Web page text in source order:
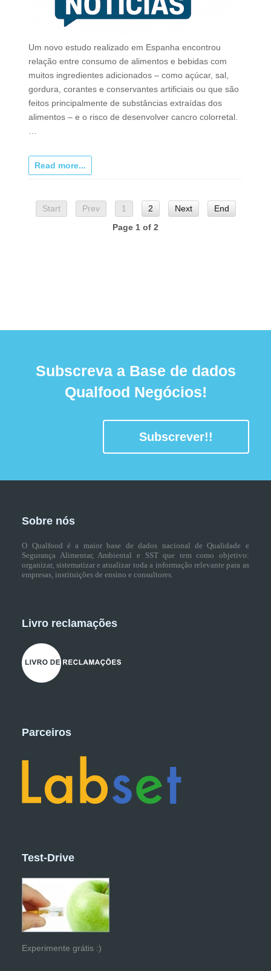
Um novo estudo realizado em Espanha encontrou
relação entre consumo de alimentos e bebidas com
muitos ingredientes adicionados – como açúcar, sal,
gordura, corantes e conservantes artificiais ou que são
feitos principalmente de substâncias extraídas dos
alimentos – e o risco de desenvolver cancro colorretal.
Read more...
Start Prev 1 2 Next
End
Page 1 of 2
Subscreva a Base de dados
Qualfood Negócios!
Subscrever!!
Sobre nós
O Qualfood é a maior base de dados nacional de Qualidade e
Segurança Alimentar, Ambiental e SST que tem como objetivo:
organizar, sistematizar e atualizar toda a informação relevante para as
empresas, instituições de ensino e consultores.
Livro reclamações
Parceiros
Test-Drive
Experimente grátis :)